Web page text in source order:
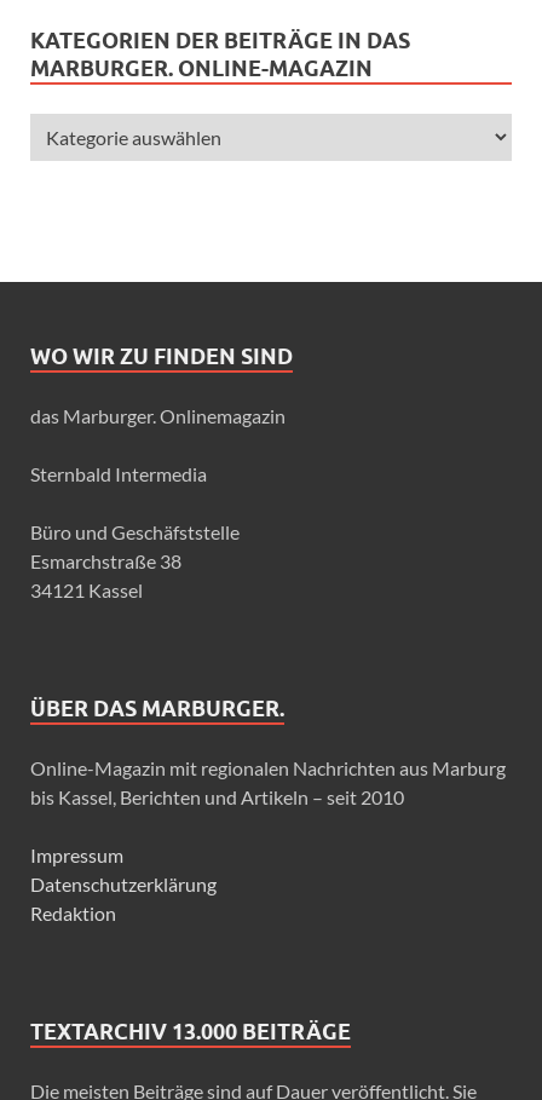
KATEGORIEN DER BEITRÄGE IN DAS
MARBURGER. ONLINE-MAGAZIN
WO WIR ZU FINDEN SIND
das Marburger. Onlinemagazin
Sternbald Intermedia
Büro und Geschäfststelle
Esmarchstraße 38
34121 Kassel
ÜBER DAS MARBURGER.
Online-Magazin mit regionalen Nachrichten aus Marburg
bis Kassel, Berichten und Artikeln – seit 2010
Impressum
Datenschutzerklärung
Redaktion
TEXTARCHIV 13.000 BEITRÄGE
Die meisten Beiträge sind auf Dauer veröffentlicht. Sie